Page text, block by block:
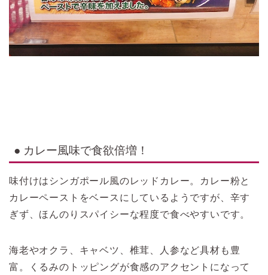
● カレー風味で食欲倍増！
味付けはシンガポール風のレッドカレー。カレー粉と
カレーペーストをベースにしているようですが、辛す
ぎず、ほんのりスパイシーな程度で食べやすいです。
海老やオクラ、キャベツ、椎茸、人参など具材も豊
富。くるみのトッピングが食感のアクセントになって